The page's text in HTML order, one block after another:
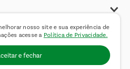
nosso site e sua experiência de
acesse a Política de Privacidade.
e fechar